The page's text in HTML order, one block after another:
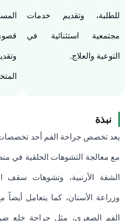
للطلبة، وتقديم خدمات
مجتمعية استثنائية في
التوعية والعلاج.
نبذة
يعد تخصص جراحة الفم أحد
مع معالجة التشوهات الخلقية في
الشفة الأرنبية، وتشوهات سقف
وزراعة الأسنان، كما يتعامل أيضاً
الفم الصغرى، مثل جراحة خلع